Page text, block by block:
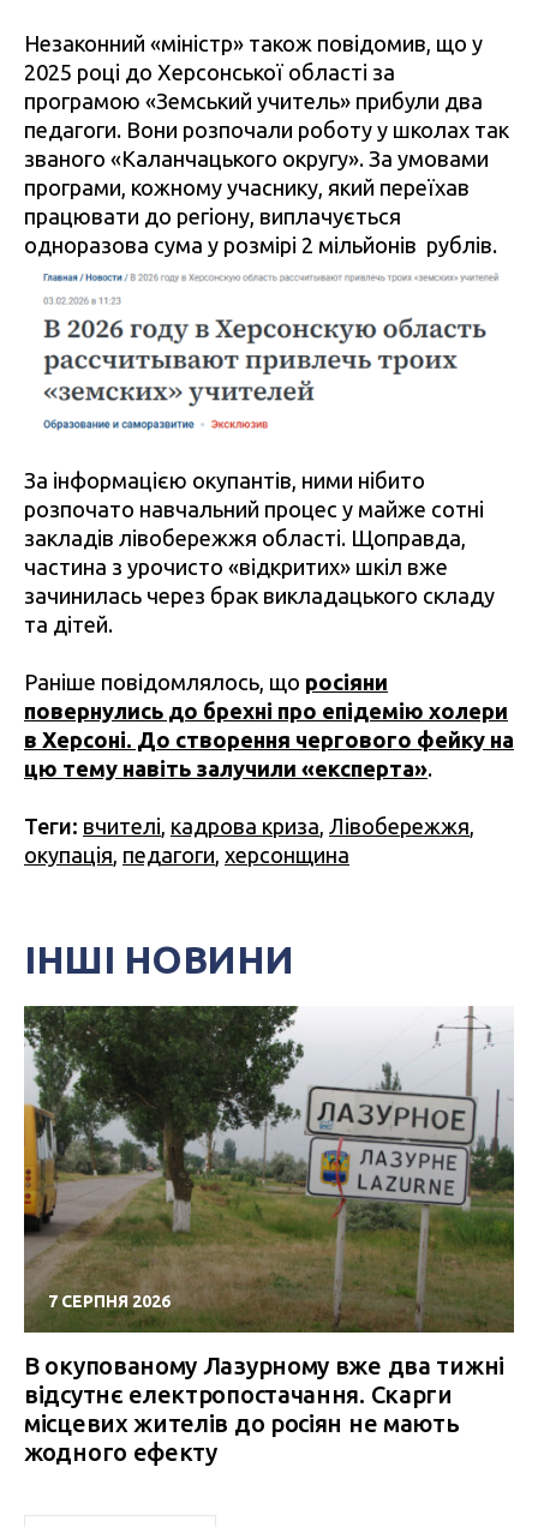
Незаконний «міністр» також повідомив, що у
2025 році до Херсонської області за
програмою «Земський учитель» прибули два
педагоги. Вони розпочали роботу у школах так
званого «Каланчацького округу». За умовами
програми, кожному учаснику, який переїхав
працювати до регіону, виплачується
одноразова сума у ​​розмірі 2 мільйонів рублів.
За інформацією окупантів, ними нібито
розпочато навчальний процес у майже сотні
закладів лівобережжя області. Щоправда,
частина з урочисто «відкритих» шкіл вже
зачинилась через брак викладацького складу
та дітей.
Раніше повідомлялось, що росіяни
повернулись до брехні про епідемію холери
в Херсоні. До створення чергового фейку на
цю тему навіть залучили «експерта».
Теги: вчителі, кадрова криза, Лівобережжя,
окупація, педагоги, херсонщина
ІНШІ НОВИНИ
7 СЕРПНЯ 2026
В окупованому Лазурному вже два тижні
відсутнє електропостачання. Скарги
місцевих жителів до росіян не мають
жодного ефекту